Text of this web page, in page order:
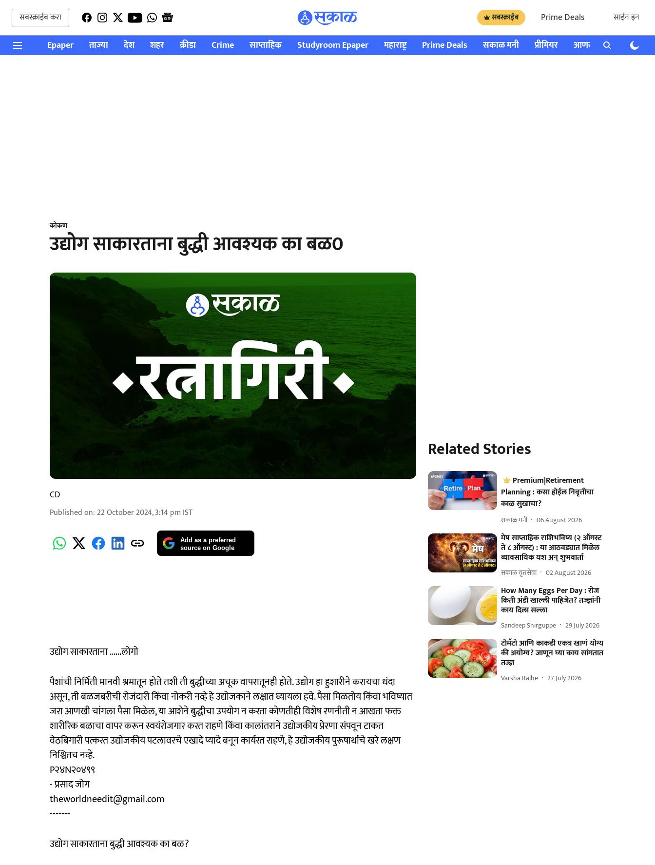
सबस्क्राईब करा सबस्क्राईब Prime Deals साईन इन
Epaper ताज्या देश शहर क्रीडा Crime साप्ताहिक Studyroom Epaper महाराष्ट्र Prime Deals सकाळ मनी प्रीमियर आणखी राशी भविष्य
कोकण
उद्योग साकारताना बुद्धी आवश्यक का बळ0
CD
Published on: 22 October 2024, 3:14 pm IST
Add as a preferred
source on Google
उद्योग साकारताना ......लोगो
पैशांची निर्मिती मानवी श्रमातून होते तशी ती बुद्धीच्या अचूक वापरातूनही होते. उद्योग हा हुशारीने करायचा धंदा
असून, ती बळजबरीची रोजंदारी किंवा नोकरी नव्हे हे उद्योजकाने लक्षात घ्यायला हवे. पैसा मिळतोय किंवा भविष्यात
जरा आणखी चांगला पैसा मिळेल, या आशेने बुद्धीचा उपयोग न करता कोणतीही विशेष रणनीती न आखता फक्त
शारीरिक बळाचा वापर करून स्वयंरोजगार करत राहणे किंवा कालांतराने उद्योजकीय प्रेरणा संपवून टाकत
वेठबिगारी पत्करत उद्योजकीय पटलावरचे एखादे प्यादे बनून कार्यरत राहणे, हे उद्योजकीय पुरूषार्थाचे खरे लक्षण
निश्चितच नव्हे.
P२४N२०४९९
- प्रसाद जोग
theworldneedit@gmail.com
-------
उद्योग साकारताना बुद्धी आवश्यक का बळ?
Related Stories
Premium|Retirement
Planning : कसा होईल निवृत्तीचा
काळ सुखाचा?
सकाळ मनी 06 August 2026
मेष साप्ताहिक राशिभविष्य (२ ऑगस्ट
ते ८ ऑगस्ट) : या आठवड्यात मिळेल
व्यावसायिक यश अन् शुभवार्ता
सकाळ वृत्तसेवा 02 August 2026
How Many Eggs Per Day : रोज
किती अंडी खाल्ली पाहिजेत? तज्ज्ञांनी
काय दिला सल्ला
Sandeep Shirguppe 29 July 2026
टोमॅटो आणि काकडी एकत्र खाणं योग्य
की अयोग्य? जाणून घ्या काय सांगतात
तज्ज्ञ
Varsha Balhe 27 July 2026